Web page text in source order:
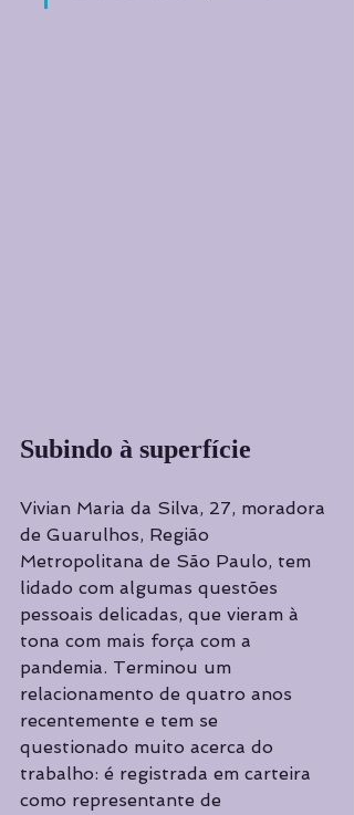
Subindo à superfície
Vivian Maria da Silva, 27, moradora
de Guarulhos, Região
Metropolitana de São Paulo, tem
lidado com algumas questões
pessoais delicadas, que vieram à
tona com mais força com a
pandemia. Terminou um
relacionamento de quatro anos
recentemente e tem se
questionado muito acerca do
trabalho: é registrada em carteira
como representante de